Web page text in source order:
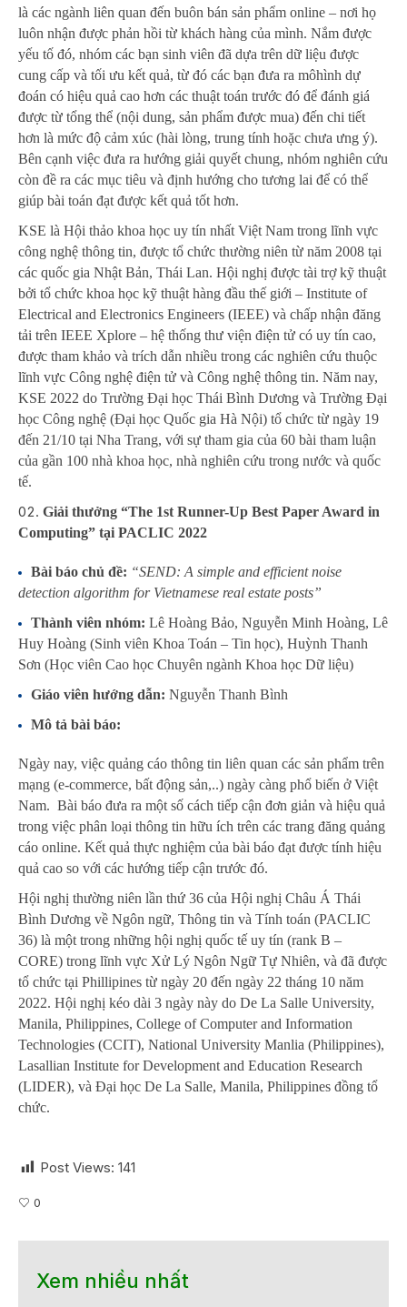
là các ngành liên quan đến buôn bán sản phẩm online – nơi họ
luôn nhận được phản hồi từ khách hàng của mình. Nắm được
yếu tố đó, nhóm các bạn sinh viên đã dựa trên dữ liệu được
cung cấp và tối ưu kết quả, từ đó các bạn đưa ra môhình dự
đoán có hiệu quả cao hơn các thuật toán trước đó để đánh giá
được từ tổng thể (nội dung, sản phẩm được mua) đến chi tiết
hơn là mức độ cảm xúc (hài lòng, trung tính hoặc chưa ưng ý).
Bên cạnh việc đưa ra hướng giải quyết chung, nhóm nghiên cứu
còn đề ra các mục tiêu và định hướng cho tương lai để có thể
giúp bài toán đạt được kết quả tốt hơn.
KSE là Hội thảo khoa học uy tín nhất Việt Nam trong lĩnh vực
công nghệ thông tin, được tổ chức thường niên từ năm 2008 tại
các quốc gia Nhật Bản, Thái Lan. Hội nghị được tài trợ kỹ thuật
bởi tổ chức khoa học kỹ thuật hàng đầu thế giới – Institute of
Electrical and Electronics Engineers (IEEE) và chấp nhận đăng
tải trên IEEE Xplore – hệ thống thư viện điện tử có uy tín cao,
được tham khảo và trích dẫn nhiều trong các nghiên cứu thuộc
lĩnh vực Công nghệ điện tử và Công nghệ thông tin. Năm nay,
KSE 2022 do Trường Đại học Thái Bình Dương và Trường Đại
học Công nghệ (Đại học Quốc gia Hà Nội) tổ chức từ ngày 19
đến 21/10 tại Nha Trang, với sự tham gia của 60 bài tham luận
của gần 100 nhà khoa học, nhà nghiên cứu trong nước và quốc
tế.
Giải thưởng “The 1st Runner-Up Best Paper Award in
Computing” tại PACLIC 2022
Bài báo chủ đề: “SEND: A simple and efficient noise
detection algorithm for Vietnamese real estate posts”
Thành viên nhóm: Lê Hoàng Bảo, Nguyễn Minh Hoàng, Lê
Huy Hoàng (Sinh viên Khoa Toán – Tin học), Huỳnh Thanh
Sơn (Học viên Cao học Chuyên ngành Khoa học Dữ liệu)
Giáo viên hướng dẫn: Nguyễn Thanh Bình
Mô tả bài báo:
Ngày nay, việc quảng cáo thông tin liên quan các sản phẩm trên
mạng (e-commerce, bất động sản,..) ngày càng phổ biến ở Việt
Nam. Bài báo đưa ra một số cách tiếp cận đơn giản và hiệu quả
trong việc phân loại thông tin hữu ích trên các trang đăng quảng
cáo online. Kết quả thực nghiệm của bài báo đạt được tính hiệu
quả cao so với các hướng tiếp cận trước đó.
Hội nghị thường niên lần thứ 36 của Hội nghị Châu Á Thái
Bình Dương về Ngôn ngữ, Thông tin và Tính toán (PACLIC
36) là một trong những hội nghị quốc tế uy tín (rank B –
CORE) trong lĩnh vực Xử Lý Ngôn Ngữ Tự Nhiên, và đã được
tổ chức tại Phillipines từ ngày 20 đến ngày 22 tháng 10 năm
2022. Hội nghị kéo dài 3 ngày này do De La Salle University,
Manila, Philippines, College of Computer and Information
Technologies (CCIT), National University Manlia (Philippines),
Lasallian Institute for Development and Education Research
(LIDER), và Đại học De La Salle, Manila, Philippines đồng tổ
chức.
Post Views: 141
0
Xem nhiều nhất